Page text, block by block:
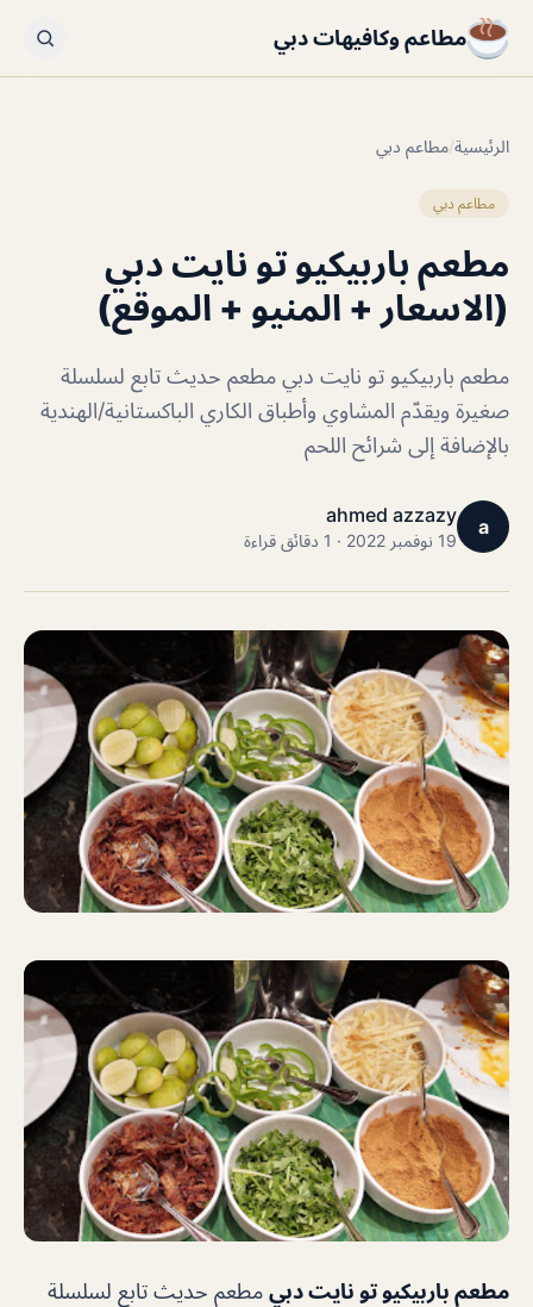
مطاعم وكافيهات دبي
الرئيسية/مطاعم دبي
مطاعم دبي
مطعم باربيكيو تو نايت دبي
(الاسعار + المنيو + الموقع)
مطعم باربيكيو تو نايت دبي مطعم حديث تابع لسلسلة
صغيرة ويقدّم المشاوي وأطباق الكاري الباكستانية/الهندية
بالإضافة إلى شرائح اللحم
a
ahmed azzazy
19 نوفمبر 2022 · 1 دقائق قراءة
مطعم باربيكيو تو نايت دبي مطعم حديث تابع لسلسلة